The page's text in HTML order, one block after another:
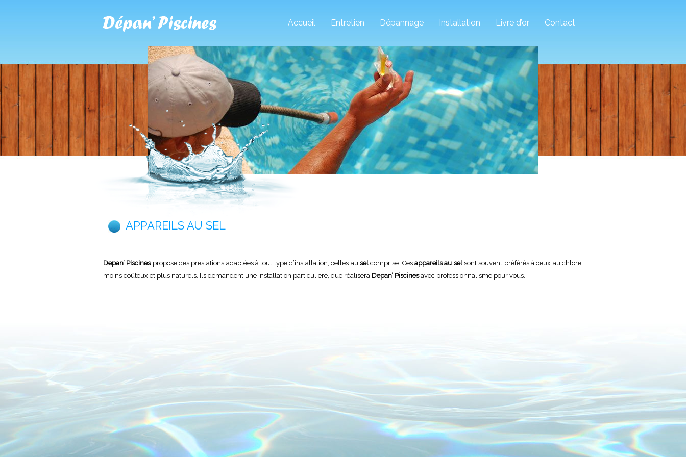
Accueil Entretien Dépannage Installation Livre d’or Contact
APPAREILS AU SEL
Depan’ Piscinespropose des prestations adaptées à tout type d’installation, celles ausel comprise. Cesappareils au selsont souvent préférés à ceux au chlore,
moins coûteux et plus naturels. Ils demandent une installation particulière, que réalisera Depan’ Piscinesavec professionnalisme pour vous.